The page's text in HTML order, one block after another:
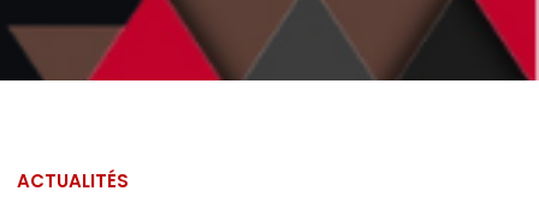
ACTUALITÉS